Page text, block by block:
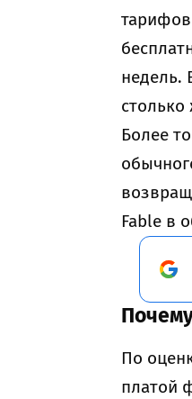
тарифов
недель.
столько
Более
Fable в
По
платой